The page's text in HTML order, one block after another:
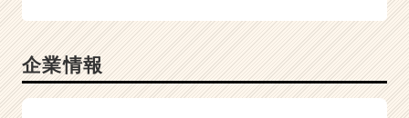
企業情報